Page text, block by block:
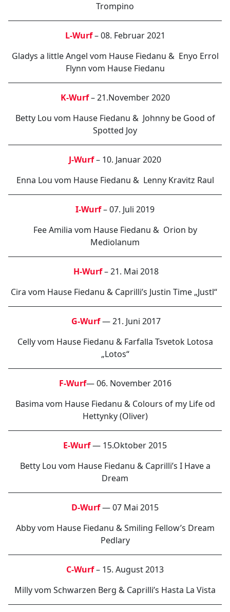
Trompino
L-Wurf – 08. Februar 2021
Gladys a little Angel vom Hause Fiedanu & Enyo Errol
Flynn vom Hause Fiedanu
K-Wurf– 21.November 2020
Betty Lou vom Hause Fiedanu & Johnny be Good of
Spotted Joy
J-Wurf– 10. Januar 2020
Enna Lou vom Hause Fiedanu & Lenny Kravitz Raul
I-Wurf– 07. Juli 2019
Fee Amilia vom Hause Fiedanu & Orion by
Mediolanum
H-Wurf– 21. Mai 2018
Cira vom Hause Fiedanu & Caprilli’s Justin Time „Justl“
G-Wurf— 21. Juni 2017
Celly vom Hause Fiedanu & Farfalla Tsvetok Lotosa
„Lotos“
F-Wurf— 06. November 2016
Basima vom Hause Fiedanu & Colours of my Life od
Hettynky (Oliver)
E-Wurf— 15.Oktober 2015
Betty Lou vom Hause Fiedanu & Caprilli’s I Have a
Dream
D-Wurf— 07 Mai 2015
Abby vom Hause Fiedanu & Smiling Fellow’s Dream
Pedlary
C-Wurf– 15. August 2013
Milly vom Schwarzen Berg & Caprilli’s Hasta La Vista